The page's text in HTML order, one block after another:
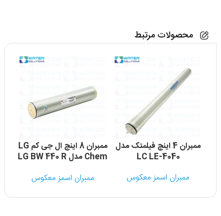
محصولات مرتبط
ممبران 4 اینچ فیلمتک مدل
LC LE-4040
ممبران اسمز معکوس
ممبران 8 اینچ ال جی کم LG
Chem مدل LG BW 440 R
ممبران اسمز معکوس